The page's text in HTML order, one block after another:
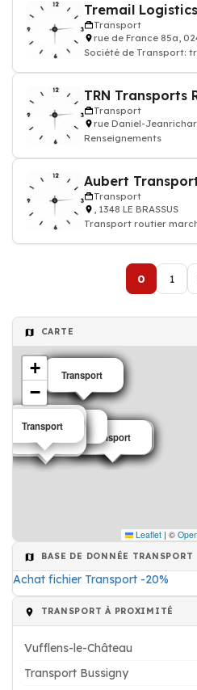
Tremail
Transport
rue de France 85a,
Société de Transport:
Transport
rue Daniel-
Renseignements
Aubert
Transport
, 1348 LE BRASSUS
Transport routier
0 1
CARTE
Transport
Transport
Transport
Transport
Transport
Transport
Transport
Transport
Transport
Transport
Transport
Transport
Transport
Transport
Transport
Transport
Transport
Transport
+
−
Leaflet | ©
BASE DE DONNÉE TRANSPORT
Achat fichier Transport -20%
TRANSPORT À PROXIMITÉ
Vufflens-le-Château
Transport Bussigny